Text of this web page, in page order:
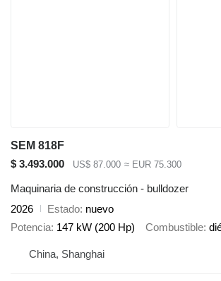
SEM 818F
$ 3.493.000
US$ 87.000 ≈ EUR 75.300
Maquinaria de construcción - bulldozer
2026
Estado nuevo
Potencia 147 kW (200 Hp) Combustible
China, Shanghai